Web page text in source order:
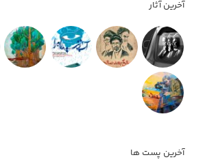
آخرین آثار
آخرین پست ها